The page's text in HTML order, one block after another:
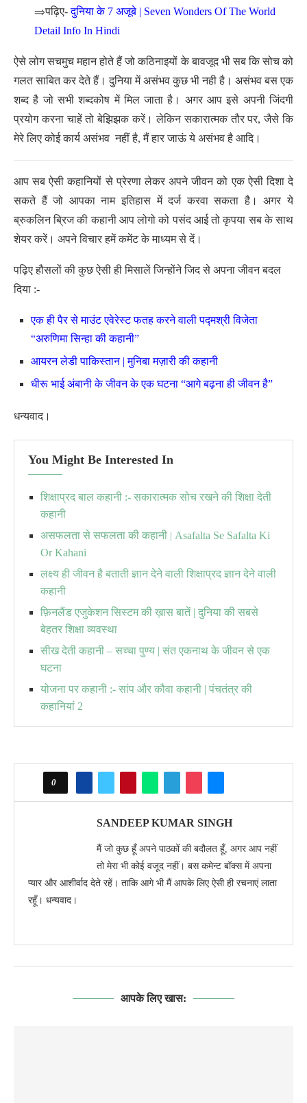
⇒पढ़िए-दुनिया के 7 अजूबे | Seven Wonders Of The World
Detail Info In Hindi
ऐसे लोग सचमुच महान होते हैं जो कठिनाइयों के बावजूद भी सब कि सोच को
गलत साबित कर देते हैं। दुनिया में असंभव कुछ भी नही है। असंभव बस एक
शब्द है जो सभी शब्दकोष में मिल जाता है। अगर आप इसे अपनी जिंदगी
प्रयोग करना चाहें तो बेझिझक करें। लेकिन सकारात्मक तौर पर, जैसे कि
मेरे लिए कोई कार्य असंभव नहीं है, मैं हार जाऊं ये असंभव है आदि।
आप सब ऐसी कहानियों से प्रेरणा लेकर अपने जीवन को एक ऐसी दिशा दे
सकते हैं जो आपका नाम इतिहास में दर्ज करवा सकता है। अगर ये
ब्रुकलिन ब्रिज की कहानी आप लोगो को पसंद आई तो कृपया सब के साथ
शेयर करें। अपने विचार हमें कमेंट के माध्यम से दें।
पढ़िए हौसलों की कुछ ऐसी ही मिसालें जिन्होंने जिद से अपना जीवन बदल
दिया :-
एक ही पैर से माउंट एवेरेस्ट फतह करने वाली पद्मश्री विजेता
“अरुणिमा सिन्हा की कहानी”
आयरन लेडी पाकिस्तान | मुनिबा मज़ारी की कहानी
धीरू भाई अंबानी के जीवन के एक घटना “आगे बढ़ना ही जीवन है”
धन्यवाद।
You Might Be Interested In
शिक्षाप्रद बाल कहानी :- सकारात्मक सोच रखने की शिक्षा देती
कहानी
असफलता से सफलता की कहानी | Asafalta Se Safalta Ki
Or Kahani
लक्ष्य ही जीवन है बताती ज्ञान देने वाली शिक्षाप्रद ज्ञान देने वाली
कहानी
फ़िनलैंड एजुकेशन सिस्टम की ख़ास बातें | दुनिया की सबसे
बेहतर शिक्षा व्यवस्था
सीख देती कहानी – सच्चा पुण्य | संत एकनाथ के जीवन से एक
घटना
योजना पर कहानी :- सांप और कौवा कहानी | पंचतंत्र की
कहानियां 2
0
SANDEEP KUMAR SINGH
मैं जो कुछ हूँ अपने पाठकों की बदौलत हूँ, अगर आप नहीं
तो मेरा भी कोई वजूद नहीं। बस कमेन्ट बॉक्स में अपना
प्यार और आशीर्वाद देते रहें। ताकि आगे भी मैं आपके लिए ऐसी ही रचनाएं लाता
रहूँ। धन्यवाद।
आपके लिए खास: